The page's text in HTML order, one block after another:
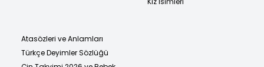
Atasözleri ve Anlamları
Türkçe Deyimler Sözlüğü